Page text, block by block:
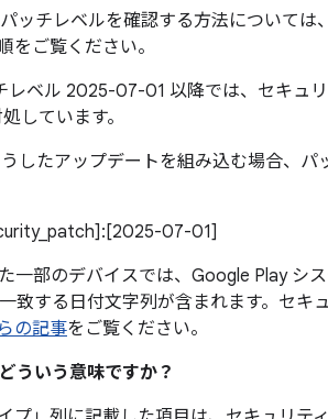
ッチレベルを確認する方法については、
をご覧ください。
レベル 2025-07-01 以降では、セキュ
しています。
したアップデートを組み込む場合、
07-01]
一部のデバイスでは、Google Play シ
致する日付文字列が含まれます。セキ
の記事をご覧ください。
ういう意味ですか？